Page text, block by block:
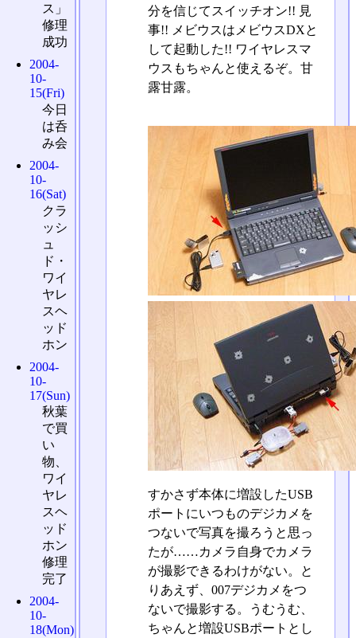
分を信じてスイッチオン!! 見
事!! メビウスはメビウスDXと
して起動した!! ワイヤレスマ
ウスもちゃんと使えるぞ。甘
露甘露。
すかさず本体に増設したUSB
ポートにいつものデジカメを
つないで写真を撮ろうと思っ
たが……カメラ自身でカメラ
が撮影できるわけがない。と
りあえず、007デジカメをつ
ないで撮影する。うむうむ、
ちゃんと増設USBポートとし
ス」
修理
成功
2004-
10-
15(Fri)
今日
は呑
み会
2004-
10-
16(Sat)
クラ
ッシ
ュ
ド・
ワイ
ヤレ
スヘ
ッド
ホン
2004-
10-
17(Sun)
秋葉
で買
い
物、
ワイ
ヤレ
スヘ
ッド
ホン
修理
完了
2004-
10-
18(Mon)